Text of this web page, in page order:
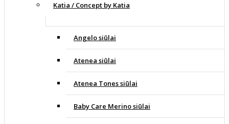
Katia / Concept by Katia
Angelo siūlai
Atenea siūlai
Atenea Tones siūlai
Baby Care Merino siūlai